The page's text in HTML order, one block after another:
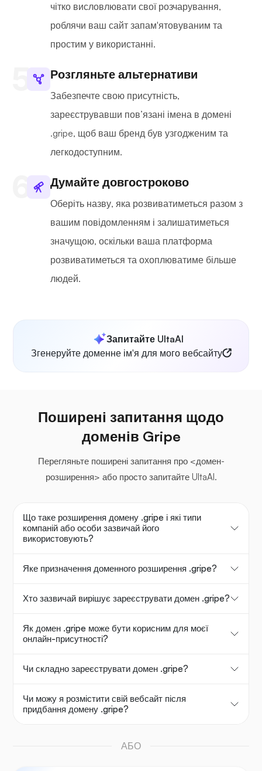
чітко висловлювати свої розчарування,
роблячи ваш сайт запам'ятовуваним та
простим у використанні.
Розгляньте альтернативи
Забезпечте свою присутність,
зареєструвавши пов’язані імена в домені
.gripe, щоб ваш бренд був узгодженим та
легкодоступним.
Думайте довгостроково
Оберіть назву, яка розвиватиметься разом з
вашим повідомленням і залишатиметься
значущою, оскільки ваша платформа
розвиватиметься та охоплюватиме більше
людей.
Запитайте UltaAI
Згенеруйте доменне ім'я для мого вебсайту
Поширені запитання щодо
доменів Gripe
Перегляньте поширені запитання про <домен-
розширення> або просто запитайте UltaAI.
Що таке розширення домену .gripe і які типи
компаній або особи зазвичай його
використовують?
Яке призначення доменного розширення .gripe?
Хто зазвичай вирішує зареєструвати домен .gripe?
Як домен .gripe може бути корисним для моєї
онлайн-присутності?
Чи складно зареєструвати домен .gripe?
Чи можу я розмістити свій вебсайт після
придбання домену .gripe?
АБО